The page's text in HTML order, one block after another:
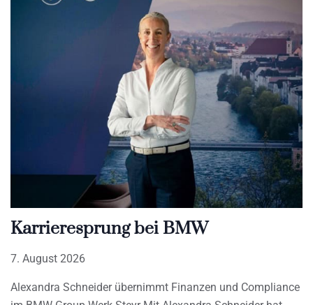
Karrieresprung bei BMW
7. August 2026
Alexandra Schneider übernimmt Finanzen und Compliance